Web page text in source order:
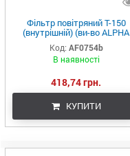
Фільтр повітряний Т-150
(внутрішній) (ви-во ALPHA
FILTER)
Код: AF0754b
В наявності
418,74 грн.
КУПИТИ